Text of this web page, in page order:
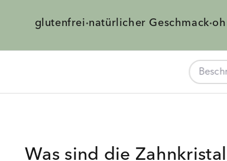
glutenfrei·natürlicher Geschmack·
Was sind die